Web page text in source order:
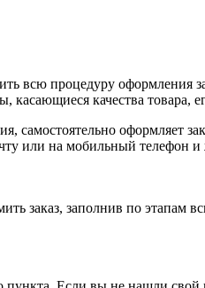
всю процедуру оформления
касающиеся качества
самостоятельно
или на мобильный телефон и
заказ, заполнив по этапам